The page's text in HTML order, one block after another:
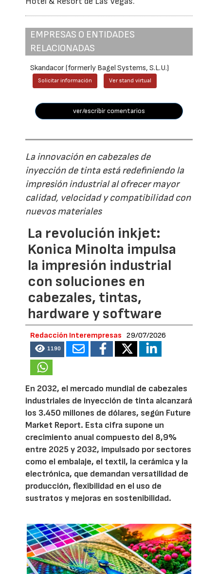
EMPRESAS O ENTIDADES
RELACIONADAS
Skandacor (formerly Bagel Systems, S.L.U.)
Solicitar información Ver stand virtual
ver/escribir comentarios
La innovación en cabezales de
inyección de tinta está redefiniendo la
impresión industrial al ofrecer mayor
calidad, velocidad y compatibilidad con
nuevos materiales
La revolución inkjet:
Konica Minolta impulsa
la impresión industrial
con soluciones en
cabezales, tintas,
hardware y software
Redacción Interempresas 29/07/2026
1190
En 2032, el mercado mundial de cabezales
industriales de inyección de tinta alcanzará
los 3.450 millones de dólares, según Future
Market Report. Esta cifra supone un
crecimiento anual compuesto del 8,9%
entre 2025 y 2032, impulsado por sectores
como el embalaje, el textil, la cerámica y la
electrónica, que demandan versatilidad de
producción, flexibilidad en el uso de
sustratos y mejoras en sostenibilidad.